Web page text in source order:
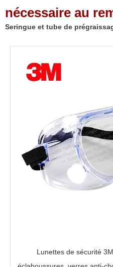
turbo
nécessaire au
Seringue et tube de
Lunettes de sécurité